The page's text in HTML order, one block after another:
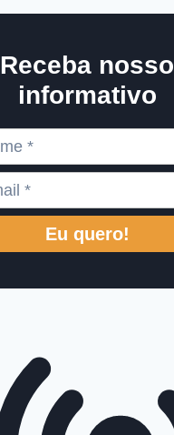
Receba nosso
informativo
Eu quero!